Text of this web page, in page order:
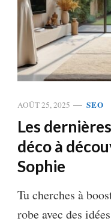
AOÛT 25, 2025 SEO
Les
déco à
Sophie
Tu cherches à
robe avec des